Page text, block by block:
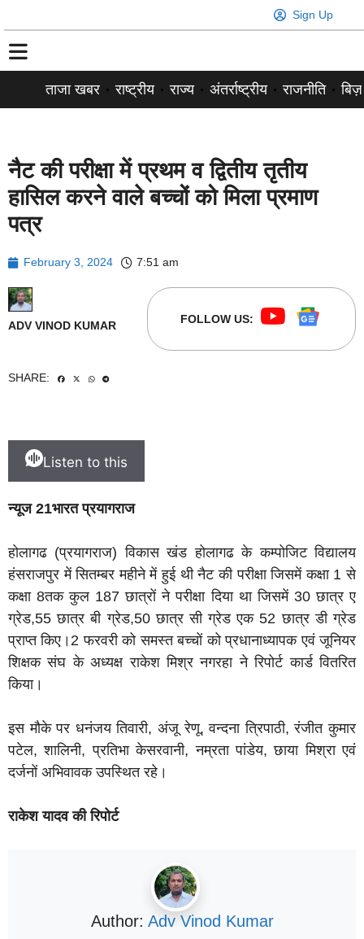
Sign Up
ताजा खबर राष्ट्रीय राज्य अंतर्राष्ट्रीय राजनीति
नैट की परीक्षा में प्रथम व द्वितीय तृतीय
हासिल करने वाले बच्चों को मिला प्रमाण
पत्र
February 3, 2024 7:51 am
ADV VINOD KUMAR FOLLOW US:
SHARE:
Listen to this
न्यूज 21भारत प्रयागराज
होलागढ (प्रयागराज) विकास खंड होलागढ के कम्पोजिट विद्यालय
हंसराजपुर में सितम्बर महीने में हुई थी नैट की परीक्षा जिसमें कक्षा 1 से
कक्षा 8तक कुल 187 छात्रों ने परीक्षा दिया था जिसमें 30 छात्र ए
ग्रेड,55 छात्र बी ग्रेड,50 छात्र सी ग्रेड एक 52 छात्र डी ग्रेड
प्राप्त किए।2 फरवरी को समस्त बच्चों को प्रधानाध्यापक एवं जूनियर
शिक्षक संघ के अध्यक्ष राकेश मिश्र नगरहा ने रिपोर्ट कार्ड वितरित
किया।
इस मौके पर धनंजय तिवारी, अंजू रेणू, वन्दना त्रिपाठी, रंजीत कुमार
पटेल, शालिनी, प्रतिभा केसरवानी, नम्रता पांडेय, छाया मिश्रा एवं
दर्जनों अभिवावक उपस्थित रहे।
राकेश यादव की रिपोर्ट
Author: Adv Vinod Kumar